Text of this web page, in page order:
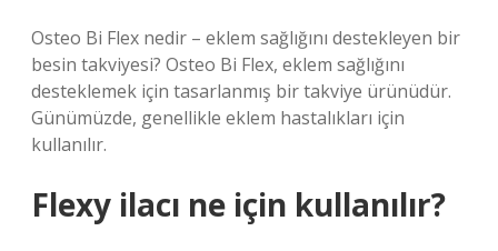
Osteo Bi Flex nedir – eklem sağlığını destekleyen bir
besin takviyesi? Osteo Bi Flex, eklem sağlığını
desteklemek için tasarlanmış bir takviye ürünüdür.
Günümüzde, genellikle eklem hastalıkları için
kullanılır.
Flexy ilacı ne için kullanılır?